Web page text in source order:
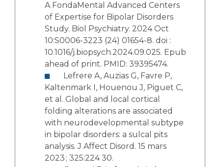
A FondaMental Advanced Centers
of Expertise for Bipolar Disorders
Study. Biol Psychiatry. 2024 Oct
10:S0006-3223 (24) 01654-8. doi :
10.1016/j.biopsych.2024.09.025. Epub
ahead of print. PMID: 39395474.
Kaltenmark I, Houenou J, Piguet C,
et al. Global and local cortical
folding alterations are associated
with neurodevelopmental subtype
in bipolar disorders: a sulcal pits
analysis. J Affect Disord. 15 mars
2023 ; 325:224 30.